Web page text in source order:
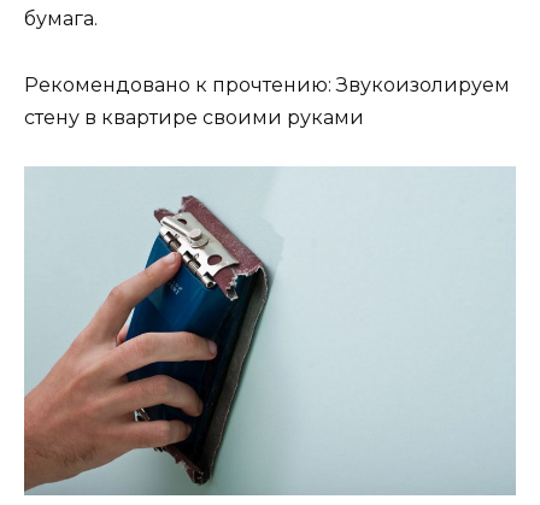
бумага.
Рекомендовано к прочтению: Звукоизолируем
стену в квартире своими руками